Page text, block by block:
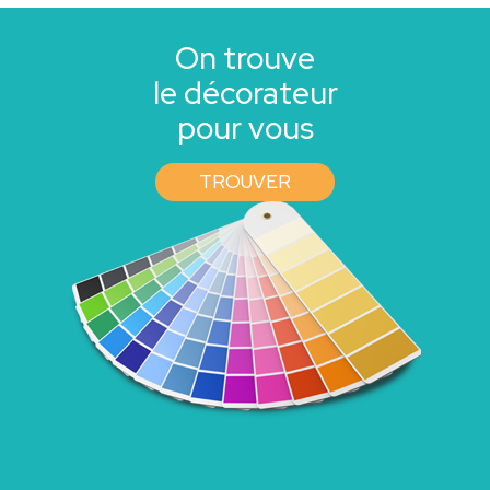
On trouve
le décorateur
pour vous
TROUVER